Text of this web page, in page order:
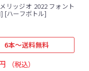
リッジオ 2022 フォント
[ハーフボトル]
6本～送料無料
（税込）